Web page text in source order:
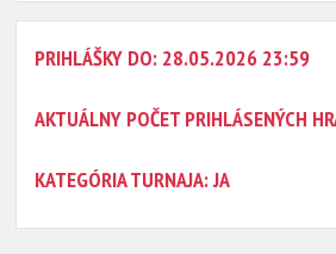
PRIHLÁŠKY DO: 28.05.2026 23:59
AKTUÁLNY POČET PRIHLÁSENÝCH
KATEGÓRIA TURNAJA: JA